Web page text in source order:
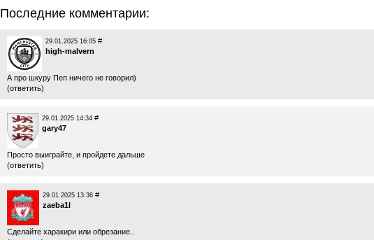
Последние комментарии:
29.01.2025 16:05 #
high-malvern
А про шкуру Пеп ничего не говорил)
(ответить)
29.01.2025 14:34 #
gary47
Просто выиграйте, и пройдете дальше
(ответить)
29.01.2025 13:36 #
zaeba1l
Сделайте харакири или обрезание..